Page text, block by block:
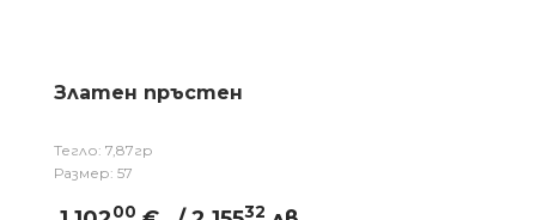
Златен пръстен
Тегло: 7,87гр
Размер: 57
00 32